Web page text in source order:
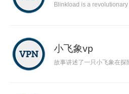
Blinkload is a
小飞象vp
故事讲述了一只小飞象在